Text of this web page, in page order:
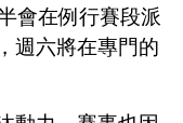
會在例行賽段派
週六將在專門的